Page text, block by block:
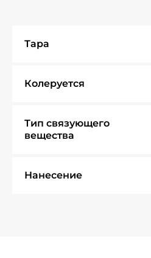
Тара
Колеруется
Тип связующего
вещества
Нанесение